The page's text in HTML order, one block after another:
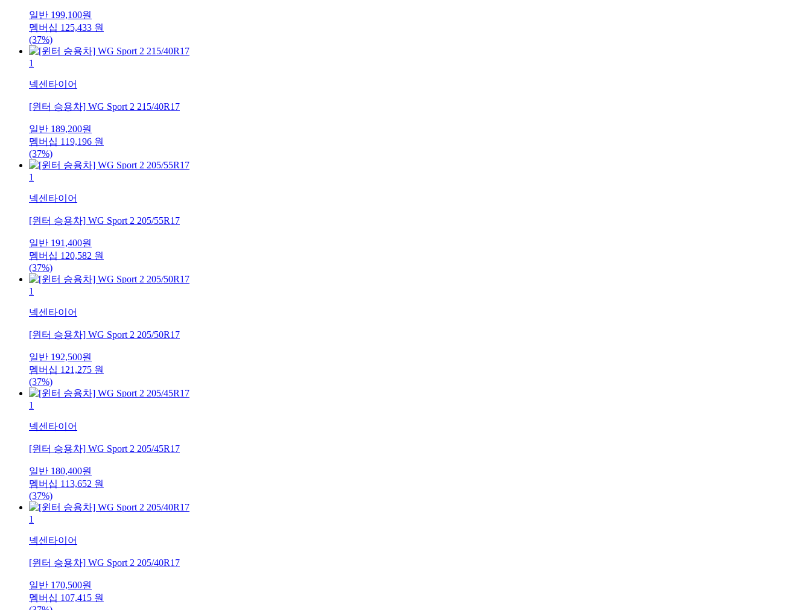
일반 199,100원
멤버십 125,433 원
(37%)
1
넥센타이어
[윈터 승용차] WG Sport 2 215/40R17
일반 189,200원
멤버십 119,196 원
(37%)
1
넥센타이어
[윈터 승용차] WG Sport 2 205/55R17
일반 191,400원
멤버십 120,582 원
(37%)
1
넥센타이어
[윈터 승용차] WG Sport 2 205/50R17
일반 192,500원
멤버십 121,275 원
(37%)
1
넥센타이어
[윈터 승용차] WG Sport 2 205/45R17
일반 180,400원
멤버십 113,652 원
(37%)
1
넥센타이어
[윈터 승용차] WG Sport 2 205/40R17
일반 170,500원
멤버십 107,415 원